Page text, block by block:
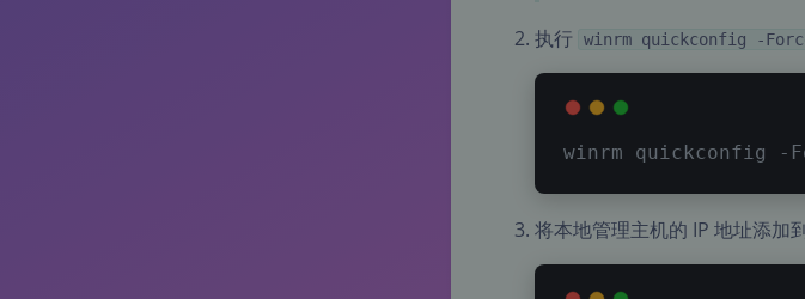
执行
winrm quickconfig -
winrm quickconfig -
将本地管理主机的 IP 地址添加